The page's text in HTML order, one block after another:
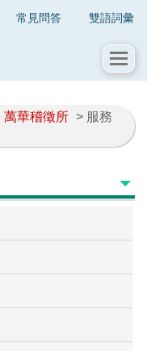
常見問答 雙語詞彙
萬華稽徵所 > 服務